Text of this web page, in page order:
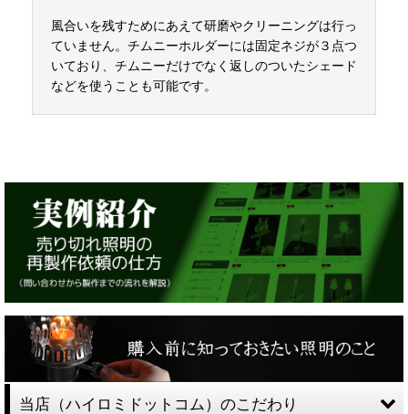
風合いを残すためにあえて研磨やクリーニングは行っ
ていません。チムニーホルダーには固定ネジが３点つ
いており、チムニーだけでなく返しのついたシェード
などを使うことも可能です。
当店（ハイロミドットコム）のこだわり